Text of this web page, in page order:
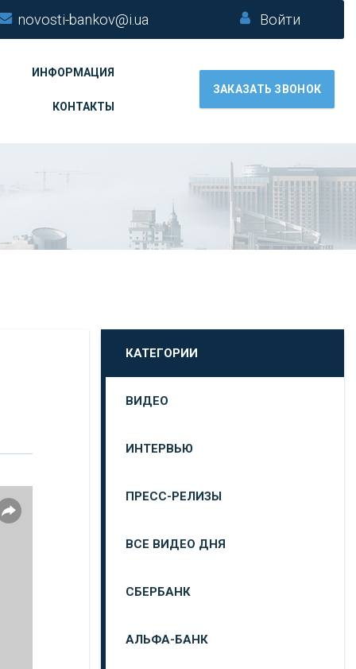
novosti-bankov@i.ua Войти
ИНФОРМАЦИЯ
КОНТАКТЫ
ЗАКАЗАТЬ ЗВОНОК
КАТЕГОРИИ
ВИДЕО
ИНТЕРВЬЮ
ПРЕСС-РЕЛИЗЫ
ВСЕ ВИДЕО ДНЯ
СБЕРБАНК
АЛЬФА-БАНК